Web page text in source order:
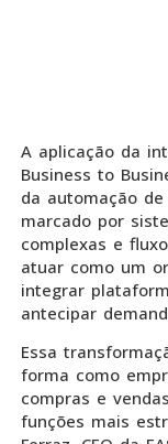
A aplicação da
Business to
da automação
marcado por
complexas e
atuar como um
integrar
antecipar
Essa
forma como
compras e
funções mais